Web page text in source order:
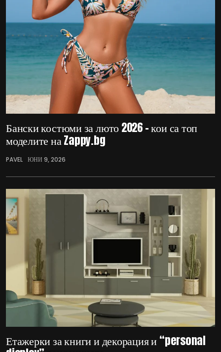
Бански костюми за люто 2026 – кои са топ
моделите на Zappy.bg
PAVEL ЮНИ 9, 2026
Етажерки за книги и декорация и “personal